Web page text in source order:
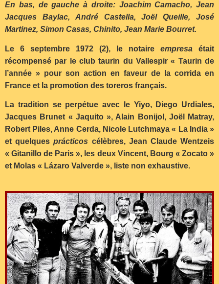
En bas, de gauche à droite: Joachim Camacho, Jean
Jacques Baylac, André Castella, Joël Queille, José
Martinez, Simon Casas, Chinito, Jean Marie Bourret.
Le 6 septembre 1972 (2), le notaire empresa était
récompensé par le club taurin du Vallespir « Taurin de
l’année » pour son action en faveur de la corrida en
France et la promotion des toreros français.
La tradition se perpétue avec le Yiyo, Diego Urdiales,
Jacques Brunet « Jaquito », Alain Bonijol, Joël Matray,
Robert Piles, Anne Cerda, Nicole Lutchmaya « La India »
et quelquesprácticos célèbres, Jean Claude Wentzeis
« Gitanillo de Paris », les deux Vincent, Bourg « Zocato »
et Molas « Lázaro Valverde », liste non exhaustive.